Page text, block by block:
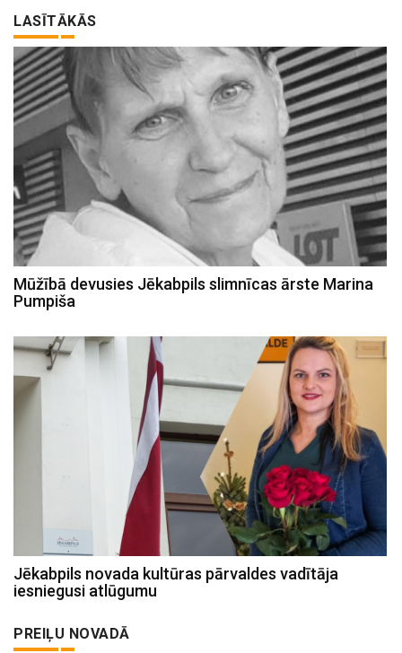
LASĪTĀKĀS
Mūžībā devusies Jēkabpils slimnīcas ārste Marina
Pumpiša
Jēkabpils novada kultūras pārvaldes vadītāja
iesniegusi atlūgumu
PREIĻU NOVADĀ